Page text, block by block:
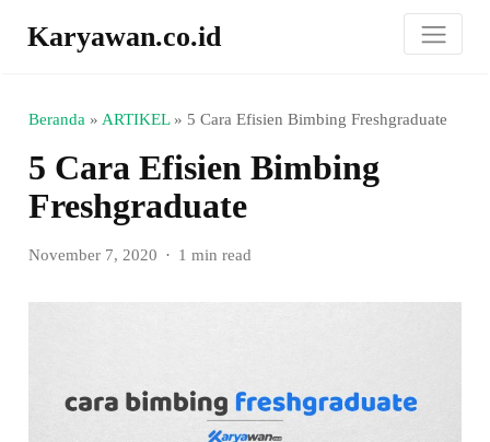
Karyawan.co.id
Beranda » ARTIKEL» 5 Cara Efisien Bimbing Freshgraduate
5 Cara Efisien Bimbing
Freshgraduate
November 7, 2020 1 min read